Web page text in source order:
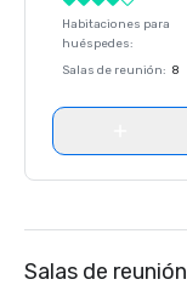
Habitaciones para
huéspedes:
Salas de reunión: 8
Salas de reunión